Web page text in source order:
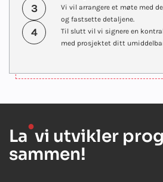
3
Vi vil arrangere et møte med
og fastsette detaljene.
4
Til slutt vil vi signere en
med prosjektet ditt
La●vi utvikler
sammen!